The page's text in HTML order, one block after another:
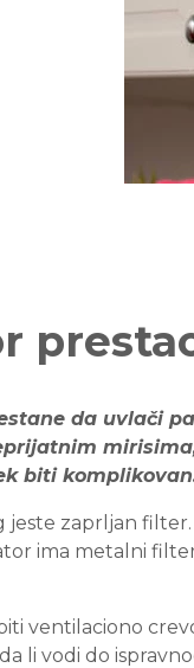
da uvlači
biti
jeste zaprljan
ima metalni
ventilaciono
li vodi do